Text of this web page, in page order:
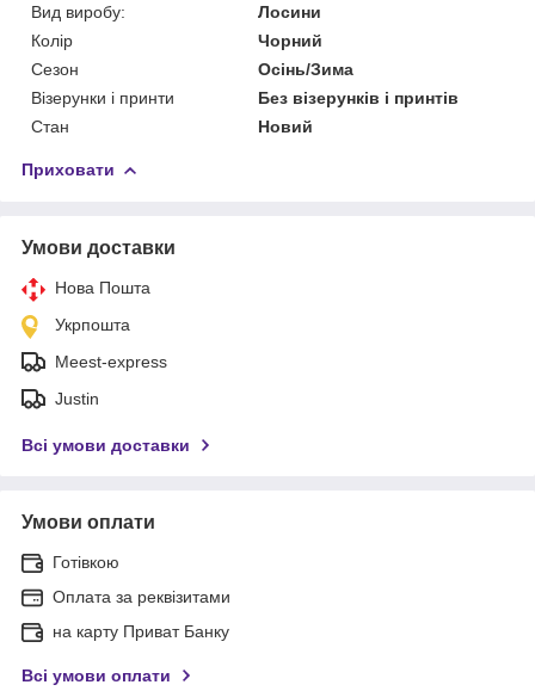
Вид виробу:
Лосини
Колір
Чорний
Сезон
Осінь/Зима
Візерунки і принти
Без візерунків і принтів
Стан
Новий
Приховати
Умови доставки
Нова Пошта
Укрпошта
Meest-express
Justin
Всі умови доставки
Умови оплати
Готівкою
Оплата за реквізитами
на карту Приват Банку
Всі умови оплати